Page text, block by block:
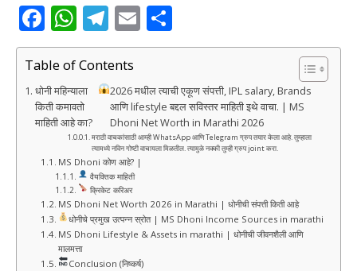
F
a
c
e
b
o
k
W
h
at
s
A
p
p
T
el
e
g
ra
m
E
m
l
h
e
Table of Contents
धोनी महिन्याला
किती कमावतो
माहिती आहे का?
2026 मधील त्याची एकूण संपत्ती, IPL salary, Brands
आणि lifestyle बद्दल सविस्तर माहिती इथे वाचा. | MS
Dhoni Net Worth in Marathi 2026
मराठी वाचकांसाठी आम्ही WhatsApp आणि Telegram ग्रुप तयार केला आहे. तुम्हाला
त्यामध्ये नविन गोष्टी वाचायला मिळतील. त्यामुळे नक्की तुम्ही ग्रुप joint करा.
MS Dhoni कोण आहे? |
वैयक्तिक माहिती
क्रिकेट करिअर
MS Dhoni Net Worth 2026 in Marathi | धोनीची संपत्ती किती आहे
धोनीचे प्रमुख उत्पन्न स्रोत | MS Dhoni Income Sources in marathi
MS Dhoni Lifestyle & Assets in marathi | धोनीची जीवनशैली आणि
मालमत्ता
Conclusion (निष्कर्ष)